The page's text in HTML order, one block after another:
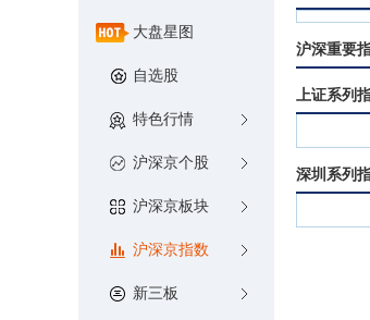
大盘星图
自选股
特色行情
沪深京个股
沪深京板块
沪深京指数
新三板
沪深重要
上证系列
深圳系列